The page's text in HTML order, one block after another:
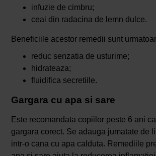
infuzie de cimbru;
ceai din radacina de lemn dulce.
Beneficiile acestor remedii sunt
reduc senzatia de usturime;
hidrateaza;
fluidifica secretiile.
Gargara cu apa si sare
Este recomandata copiilor peste 6 ani
gargara corect. Se adauga jumatate de
intr-o cana cu apa calduta. Remediile